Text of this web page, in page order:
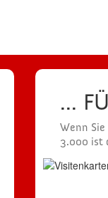
...
Wenn
3.000 ist